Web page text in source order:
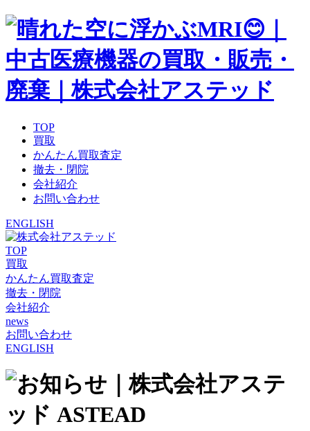
TOP
買取
かんたん買取査定
撤去・閉院
会社紹介
お問い合わせ
ENGLISH
TOP
買取
かんたん買取査定
撤去・閉院
会社紹介
news
お問い合わせ
ENGLISH